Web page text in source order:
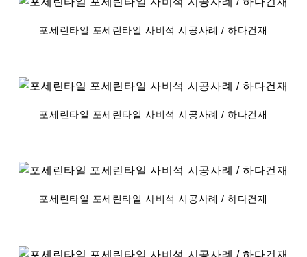
포세린타일 포세린타일 사비석 시공사례 / 하다건재
포세린타일 포세린타일 사비석 시공사례 / 하다건재
포세린타일 포세린타일 사비석 시공사례 / 하다건재